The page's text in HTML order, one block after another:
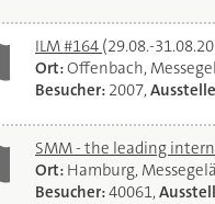
ILM #164 (29.08.-
Ort:Offenbach,
Besucher: 2007,
SMM - the leading
Ort: Hamburg,
Besucher:40061,